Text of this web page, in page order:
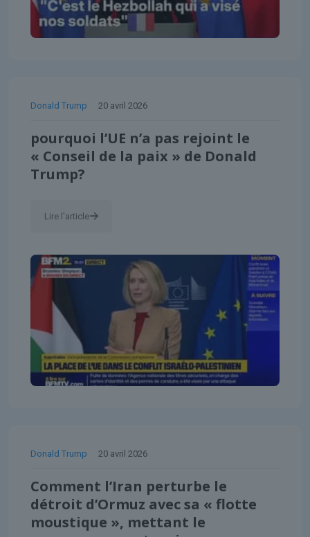
Donald Trump 20 avril 2026
pourquoi l’UE n’a pas rejoint le
« Conseil de la paix » de Donald
Trump?
Lire l'article
Donald Trump 20 avril 2026
Comment l’Iran perturbe le
détroit d’Ormuz avec sa « flotte
moustique », mettant le